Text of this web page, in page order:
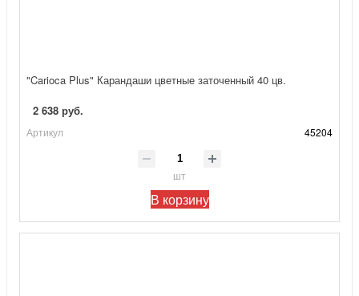
"Carioca Plus" Карандаши цветные заточенный 40 цв.
2 638 руб.
Артикул 45204
шт
В корзину